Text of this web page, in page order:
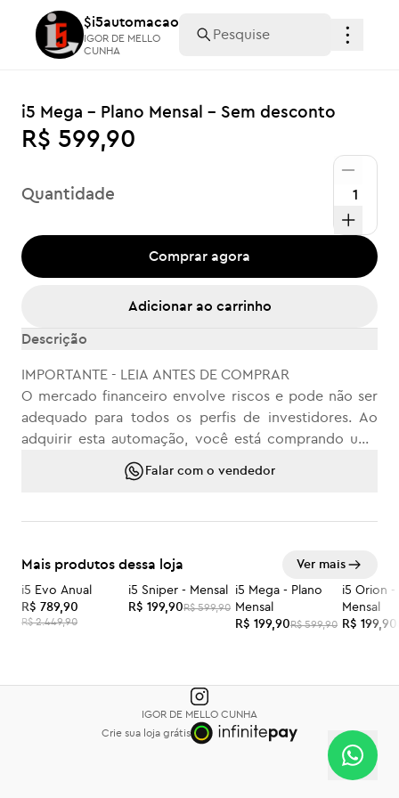
$i5automacao
IGOR DE MELLO
CUNHA
$i5automacao
IGOR DE MELLO
CUNHA
i5 Mega - Plano Mensal - Sem desconto
R$ 599,90
Quantidade
Comprar agora
Adicionar ao carrinho
Descrição
IMPORTANTE - LEIA ANTES DE COMPRAR
O mercado financeiro envolve riscos e pode não ser
adequado para todos os perfis de investidores. Ao
adquirir esta automação, você está comprando uma
ferramenta que utiliza estratégias testadas e validadas.
No entanto, é importante destacar que resultados
desempenho demonstrado em contas anteriores
promessa de lucro. Cada operação está sujeita a
variações de mercado, podendo gerar ganhos ou
perdas. Utilize sempre com responsabilidade e esteja
ciente dos riscos envolvidos. Não devolvemos o
comprar esta ciente e concorda com os termos.
Falar com o vendedor
Mais produtos dessa loja Ver mais
-68%
i5 Evo Anual
R$ 789,90
R$ 2.449,90
-67%
i5 Sniper - Mensal
R$ 199,90R$ 599,90
-67%
i5 Mega - Plano
Mensal
R$ 199,90R$ 599,90
-67%
i5 Orion -
Mensal
R$ 199,90
IGOR DE MELLO CUNHA
Crie sua loja grátis